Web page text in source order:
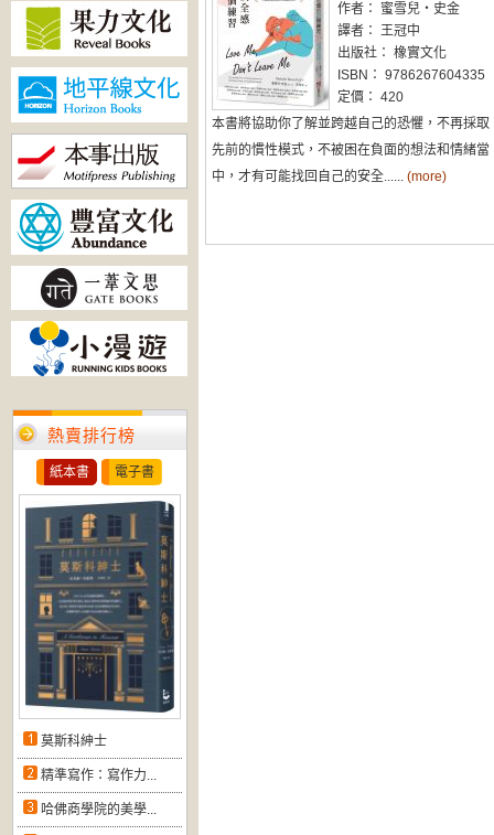
熱賣排行榜
紙本書 電子書
莫斯科紳士
精準寫作：寫作力...
哈佛商學院的美學...
作者： 蜜雪兒・史金
譯者： 王冠中
出版社： 橡實文化
ISBN： 9786267604335
定價： 420
本書將協助你了解並跨越自己的恐懼，不再採取
先前的慣性模式，不被困在負面的想法和情緒當
中，才有可能找回自己的安全...... (more)